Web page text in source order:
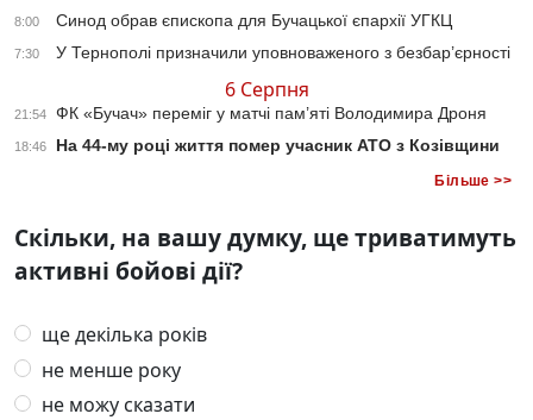
8:00 Синод обрав єпископа для Бучацької єпархії УГКЦ
7:30 У Тернополі призначили уповноваженого з безбар’єрності
6 Серпня
21:54 ФК «Бучач» переміг у матчі пам’яті Володимира Дроня
18:46 На 44-му році життя помер учасник АТО з Козівщини
Більше >>
Скільки, на вашу думку, ще триватимуть
активні бойові дії?
ще декілька років
не менше року
не можу сказати